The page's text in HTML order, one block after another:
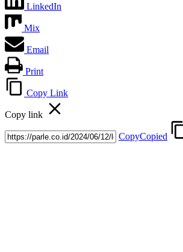
LinkedIn
Mix
Email
Print
Copy Link
Copy link
CopyCopied